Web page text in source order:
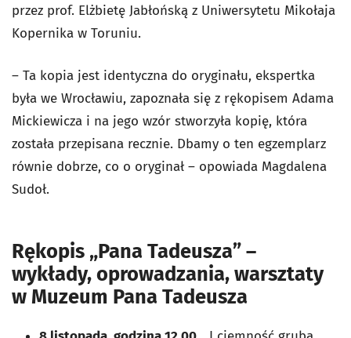
przez prof. Elżbietę Jabłońską z Uniwersytetu Mikołaja
Kopernika w Toruniu.
– Ta kopia jest identyczna do oryginału, ekspertka
była we Wrocławiu, zapoznała się z rękopisem Adama
Mickiewicza i na jego wzór stworzyła kopię, która
została przepisana recznie. Dbamy o ten egzemplarz
równie dobrze, co o oryginał – opowiada Magdalena
Sudoł.
Rękopis „Pana Tadeusza” –
wykłady, oprowadzania, warsztaty
w Muzeum Pana Tadeusza